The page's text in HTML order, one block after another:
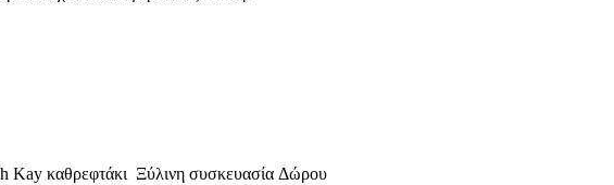
Kay καθρεφτάκι Ξύλινη συσκευασία Δώρου